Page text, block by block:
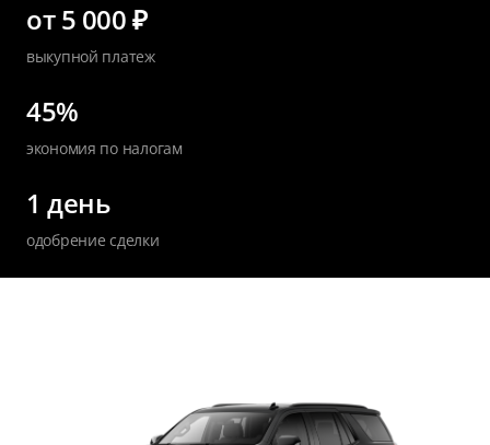
от 5 000 ₽
выкупной платеж
45%
экономия по налогам
1 день
одобрение сделки